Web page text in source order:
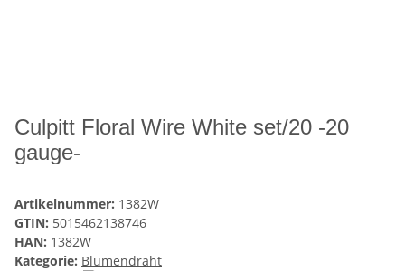
Culpitt Floral Wire White set/20 -20
gauge-
Artikelnummer: 1382W
GTIN: 5015462138746
HAN: 1382W
Kategorie: Blumendraht